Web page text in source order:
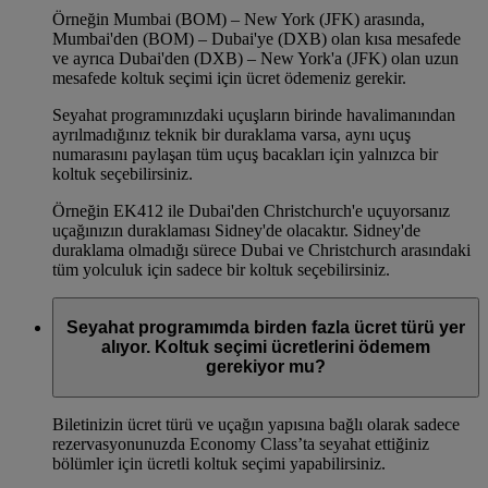
Örneğin Mumbai (BOM) – New York (JFK) arasında,
Mumbai'den (BOM) – Dubai'ye (DXB) olan kısa mesafede
ve ayrıca Dubai'den (DXB) – New York'a (JFK) olan uzun
mesafede koltuk seçimi için ücret ödemeniz gerekir.
Seyahat programınızdaki uçuşların birinde havalimanından
ayrılmadığınız teknik bir duraklama varsa, aynı uçuş
numarasını paylaşan tüm uçuş bacakları için yalnızca bir
koltuk seçebilirsiniz.
Örneğin EK412 ile Dubai'den Christchurch'e uçuyorsanız
uçağınızın duraklaması Sidney'de olacaktır. Sidney'de
duraklama olmadığı sürece Dubai ve Christchurch arasındaki
tüm yolculuk için sadece bir koltuk seçebilirsiniz.
Seyahat programımda birden fazla ücret türü yer
alıyor. Koltuk seçimi ücretlerini ödemem
gerekiyor mu?
Biletinizin ücret türü ve uçağın yapısına bağlı olarak sadece
rezervasyonunuzda Economy Class’ta seyahat ettiğiniz
bölümler için ücretli koltuk seçimi yapabilirsiniz.